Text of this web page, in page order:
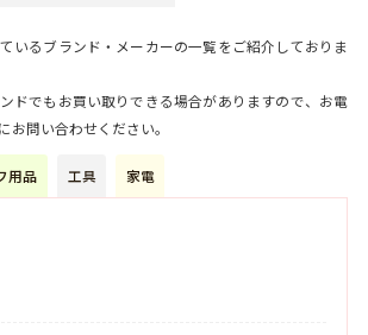
いるブランド・メーカーの一覧をご紹介しておりま
ドでもお買い取りできる場合がありますので、お電
お問い合わせください。
用品 工具 家電